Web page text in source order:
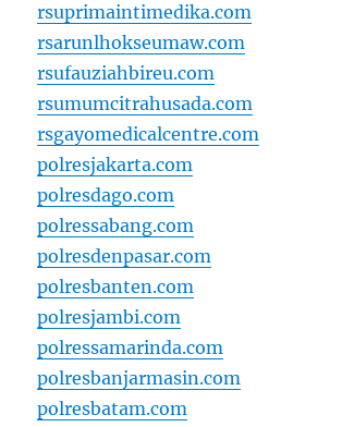
rsuprimaintimedika.com
rsarunlhokseumaw.com
rsufauziahbireu.com
rsumumcitrahusada.com
rsgayomedicalcentre.com
polresjakarta.com
polresdago.com
polressabang.com
polresdenpasar.com
polresbanten.com
polresjambi.com
polressamarinda.com
polresbanjarmasin.com
polresbatam.com